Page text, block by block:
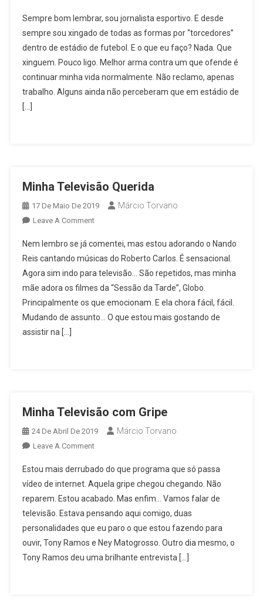
Meu
Mundo
Televisivo
Sempre bom lembrar, sou jornalista esportivo. E desde
sempre sou xingado de todas as formas por “torcedores”
dentro de estádio de futebol. E o que eu faço? Nada. Que
xinguem. Pouco ligo. Melhor arma contra um que ofende é
continuar minha vida normalmente. Não reclamo, apenas
trabalho. Alguns ainda não perceberam que em estádio de
[…]
Minha Televisão Querida
17 De Maio De 2019 Márcio Torvano
Leave A CommentOn
Televisão
Querida
Nem lembro se já comentei, mas estou adorando o Nando
Reis cantando músicas do Roberto Carlos. É sensacional.
Agora sim indo para televisão… São repetidos, mas minha
mãe adora os filmes da “Sessão da Tarde”, Globo.
Principalmente os que emocionam. E ela chora fácil, fácil.
Mudando de assunto… O que estou mais gostando de
assistir na […]
Minha Televisão com Gripe
24 De Abril De 2019 Márcio Torvano
Leave A CommentOn
Televisão
Com
Gripe
Estou mais derrubado do que programa que só passa
vídeo de internet. Aquela gripe chegou chegando. Não
reparem. Estou acabado. Mas enfim… Vamos falar de
televisão. Estava pensando aqui comigo, duas
personalidades que eu paro o que estou fazendo para
ouvir, Tony Ramos e Ney Matogrosso. Outro dia mesmo, o
Tony Ramos deu uma brilhante entrevista […]